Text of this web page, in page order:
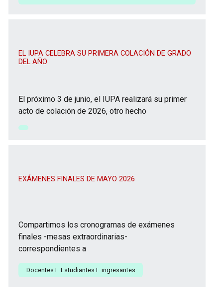
EL IUPA CELEBRA SU PRIMERA COLACIÓN DE GRADO
DEL AÑO
El próximo 3 de junio, el IUPA realizará su primer
acto de colación de 2026, otro hecho
EXÁMENES FINALES DE MAYO 2026
Compartimos los cronogramas de exámenes
finales -mesas extraordinarias-
correspondientes a
Docentes I Estudiantes I ingresantes